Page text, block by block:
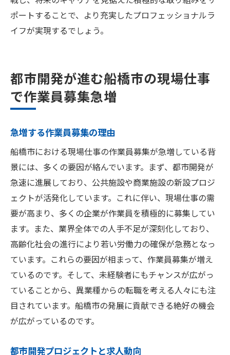
ポートすることで、より充実したプロフェッショナルラ
イフが実現するでしょう。
都市開発が進む船橋市の現場仕事
で作業員募集急増
急増する作業員募集の理由
船橋市における現場仕事の作業員募集が急増している背
景には、多くの要因が絡んでいます。まず、都市開発が
急速に進展しており、公共施設や商業施設の新設プロジ
ェクトが活発化しています。これに伴い、現場仕事の需
要が高まり、多くの企業が作業員を積極的に募集してい
ます。また、業界全体での人手不足が深刻化しており、
高齢化社会の進行により若い労働力の確保が急務となっ
ています。これらの要因が相まって、作業員募集が増え
ているのです。そして、未経験者にもチャンスが広がっ
ていることから、異業種からの転職を考える人々にも注
目されています。船橋市の発展に貢献できる絶好の機会
が広がっているのです。
都市開発プロジェクトと求人動向